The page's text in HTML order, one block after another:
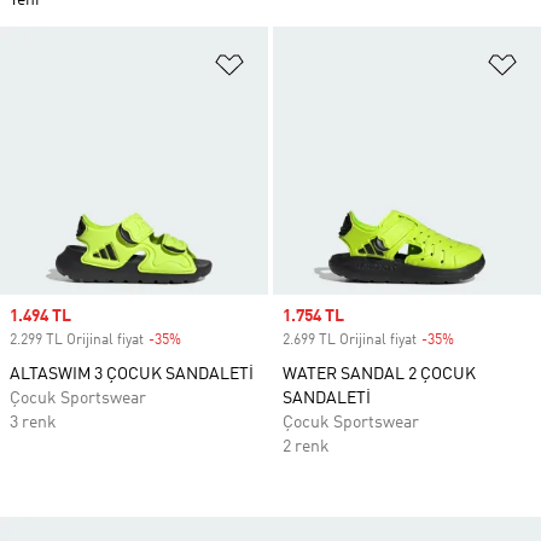
Sale price
1.494 TL
2.299 TL Orijinal fiyat -35%
ALTASWIM 3 ÇOCUK SANDALETİ
Çocuk Sportswear
3 renk
Sale price
1.754 TL
2.699 TL Orijinal fiyat -35%
WATER SANDAL 2 ÇOCUK
SANDALETİ
Çocuk Sportswear
2 renk